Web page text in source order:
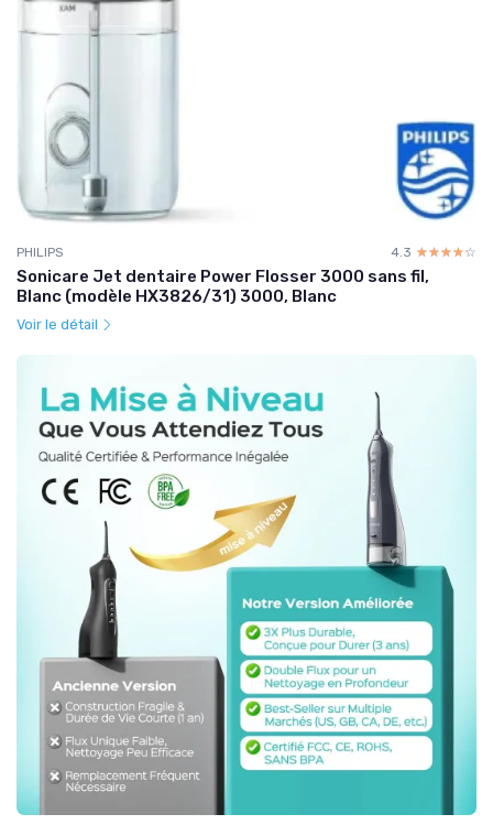
PHILIPS 4.3 ☆☆☆☆☆
★★★★★
Sonicare Jet dentaire Power Flosser 3000 sans fil,
Blanc (modèle HX3826/31) 3000, Blanc
Voir le détail